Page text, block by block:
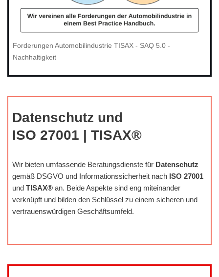
Forderungen Automobilindustrie TISAX - SAQ 5.0 -
Nachhaltigkeit
Datenschutz und
ISO 27001 | TISAX®
Wir bieten umfassende Beratungsdienste für Datenschutz
gemäß DSGVO und Informationssicherheit nach ISO 27001
und TISAX® an. Beide Aspekte sind eng miteinander
verknüpft und bilden den Schlüssel zu einem sicheren und
vertrauenswürdigen Geschäftsumfeld.